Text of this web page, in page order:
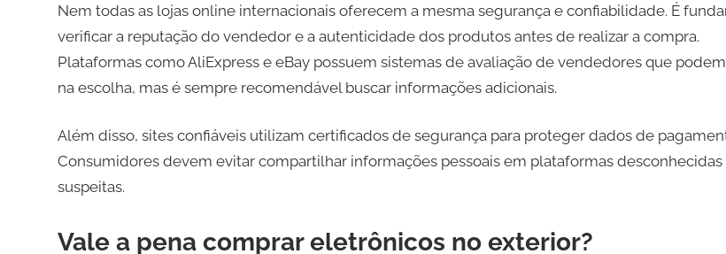
Nem todas as lojas online internacionais oferecem a mesma segurança e confiabilidade. É
verificar a reputação do vendedor e a autenticidade dos produtos antes de realizar a compra.
Plataformas como AliExpress e eBay possuem sistemas de avaliação de vendedores que
na escolha, mas é sempre recomendável buscar informações adicionais.
Além disso, sites confiáveis utilizam certificados de segurança para proteger dados de
Consumidores devem evitar compartilhar informações pessoais em plataformas desconhecidas
suspeitas.
Vale a pena comprar eletrônicos no exterior?